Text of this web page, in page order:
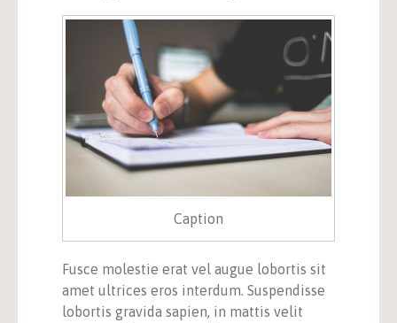
Caption
Fusce molestie erat vel augue lobortis sit
amet ultrices eros interdum. Suspendisse
lobortis gravida sapien, in mattis velit